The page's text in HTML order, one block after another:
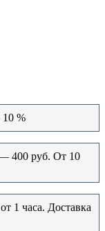
10 %
400 руб. От 10
1 часа. Доставка